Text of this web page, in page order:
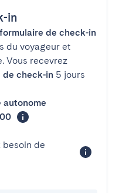
in
formulaire de check-in
du voyageur et
Vous recevrez
check-in 5 jours
autonome
besoin de